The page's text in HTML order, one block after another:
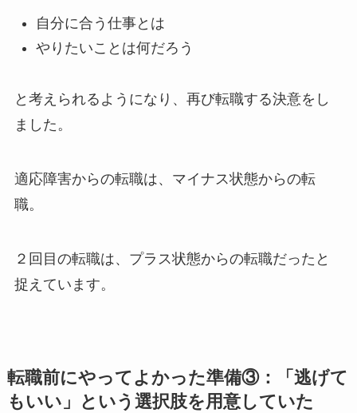
自分に合う仕事とは
やりたいことは何だろう
と考えられるようになり、再び転職する決意をし
ました。
適応障害からの転職は、マイナス状態からの転
職。
２回目の転職は、プラス状態からの転職だったと
捉えています。
転職前にやってよかった準備③：「逃げて
もいい」という選択肢を用意していた